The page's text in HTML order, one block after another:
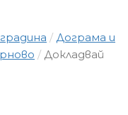
Дограма и
Докладвай